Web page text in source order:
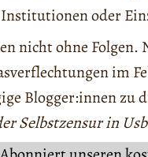
oder
nicht ohne
im
Blogger:innen zu
Selbstzensur in